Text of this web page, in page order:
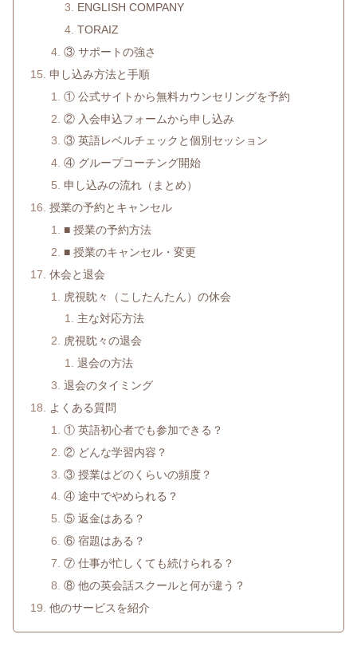
ENGLISH COMPANY
TORAIZ
③ サポートの強さ
申し込み方法と手順
① 公式サイトから無料カウンセリングを予約
② 入会申込フォームから申し込み
③ 英語レベルチェックと個別セッション
④ グループコーチング開始
申し込みの流れ（まとめ）
授業の予約とキャンセル
■ 授業の予約方法
■ 授業のキャンセル・変更
休会と退会
虎視眈々（こしたんたん）の休会
主な対応方法
虎視眈々の退会
退会の方法
退会のタイミング
よくある質問
① 英語初心者でも参加できる？
② どんな学習内容？
③ 授業はどのくらいの頻度？
④ 途中でやめられる？
⑤ 返金はある？
⑥ 宿題はある？
⑦ 仕事が忙しくても続けられる？
⑧ 他の英会話スクールと何が違う？
他のサービスを紹介